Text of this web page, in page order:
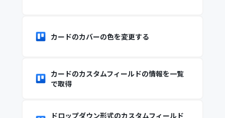
カードのカバーの色を変更する
カードのカスタムフィールドの情報を一覧
で取得
ドロップダウン形式のカスタムフィールド